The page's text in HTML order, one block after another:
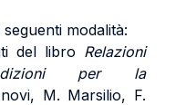
modalità:
del libro Relazioni
per la
M. Marsilio, F.